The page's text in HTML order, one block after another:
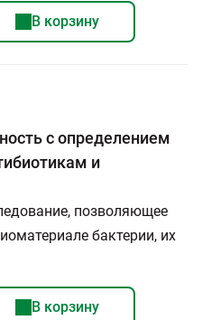
В корзину
с определением
и
позволяющее
бактерии, их
В корзину